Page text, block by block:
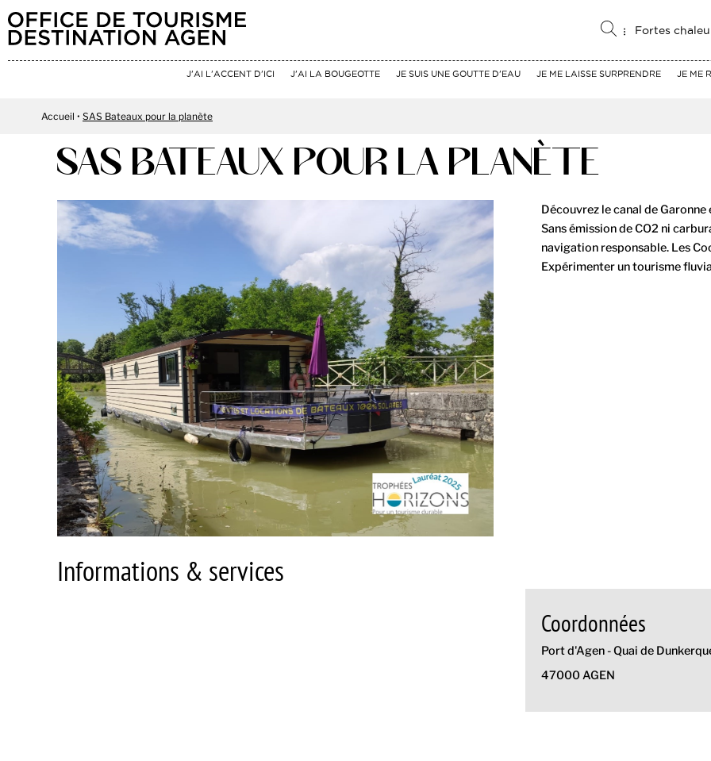
Fortes
J'AI L'ACCENT D'ICI J'AI LA BOUGEOTTE JE SUIS UNE GOUTTE D'EAU JE ME LAISSE SURPRENDRE JE ME
Accueil SAS Bateaux pour la planète
SAS BATEAUX POUR LA PLANÈTE
Découvrez le canal de
Sans émission de CO2 ni
navigation responsable. Les
Expérimenter un tourisme
Informations & services
Coordonnées
Port d'Agen - Quai de
47000 AGEN